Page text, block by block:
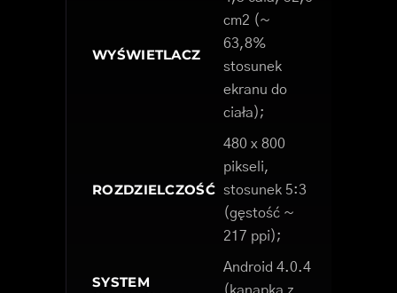
WYŚWIETLACZ
cm2 (~
63,8%
stosunek
ekranu do
ciała);
ROZDZIELCZOŚĆ
480 x 800
pikseli,
stosunek 5:3
(gęstość ~
217 ppi);
SYSTEM
Android 4.0.4